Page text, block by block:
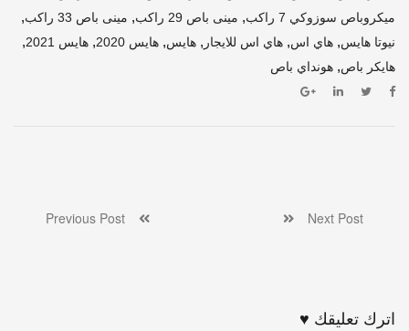
ميكروباص سوزوكي 7 راكب , مينى باص 29 راكب , مينى باص 33 راكب ,
نيوتا هايس, هاي اس, هاي اس للايجار , هايس, هايس 2020 , هايس 2021 ,
هايكر باص, هونداي باص
Next Post
اترك تعليقك ♥